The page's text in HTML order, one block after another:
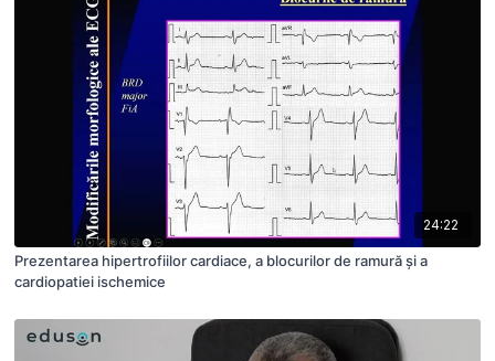
24:22
Prezentarea hipertrofiilor cardiace, a blocurilor de ramură și a
cardiopatiei ischemice